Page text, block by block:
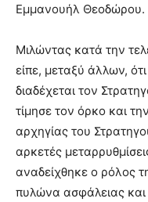
Εμμανουήλ Θεοδώρου.
Μιλώντας κατά την
είπε, μεταξύ άλλων,
διαδέχεται τον
τίμησε τον όρκο και
αρχηγίας του
αρκετές
αναδείχθηκε ο ρόλος
πυλώνα ασφάλειας και